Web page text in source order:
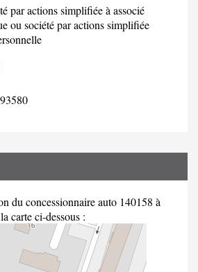
par actions simplifiée à associé
ou société par actions simplifiée
du concessionnaire auto 140158 à
carte ci-dessous :